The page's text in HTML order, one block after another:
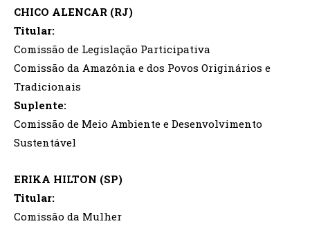
CHICO ALENCAR (RJ)
Titular:
Comissão de Legislação Participativa
Comissão da Amazônia e dos Povos Originários e
Tradicionais
Suplente:
Comissão de Meio Ambiente e Desenvolvimento
Sustentável
ERIKA HILTON (SP)
Titular:
Comissão da Mulher